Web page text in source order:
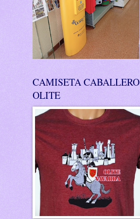
CAMISETA CABALLERO
OLITE